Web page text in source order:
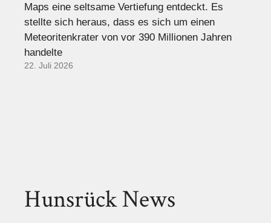
Maps eine seltsame Vertiefung entdeckt. Es
stellte sich heraus, dass es sich um einen
Meteoritenkrater von vor 390 Millionen Jahren
handelte
22. Juli 2026
Hunsrück News